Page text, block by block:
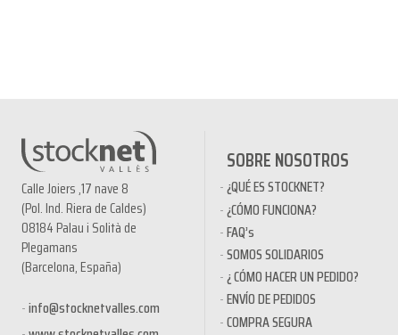
Calle Joiers ,17 nave 8
(Pol. Ind. Riera de Caldes)
08184 Palau i Solità de
Plegamans
(Barcelona, España)
info@stocknetvalles.com
SOBRE NOSOTROS
¿QUÉ ES STOCKNET?
¿CÓMO FUNCIONA?
FAQ’s
SOMOS SOLIDARIOS
¿ CÓMO HACER UN PEDIDO?
ENVÍO DE PEDIDOS
COMPRA SEGURA